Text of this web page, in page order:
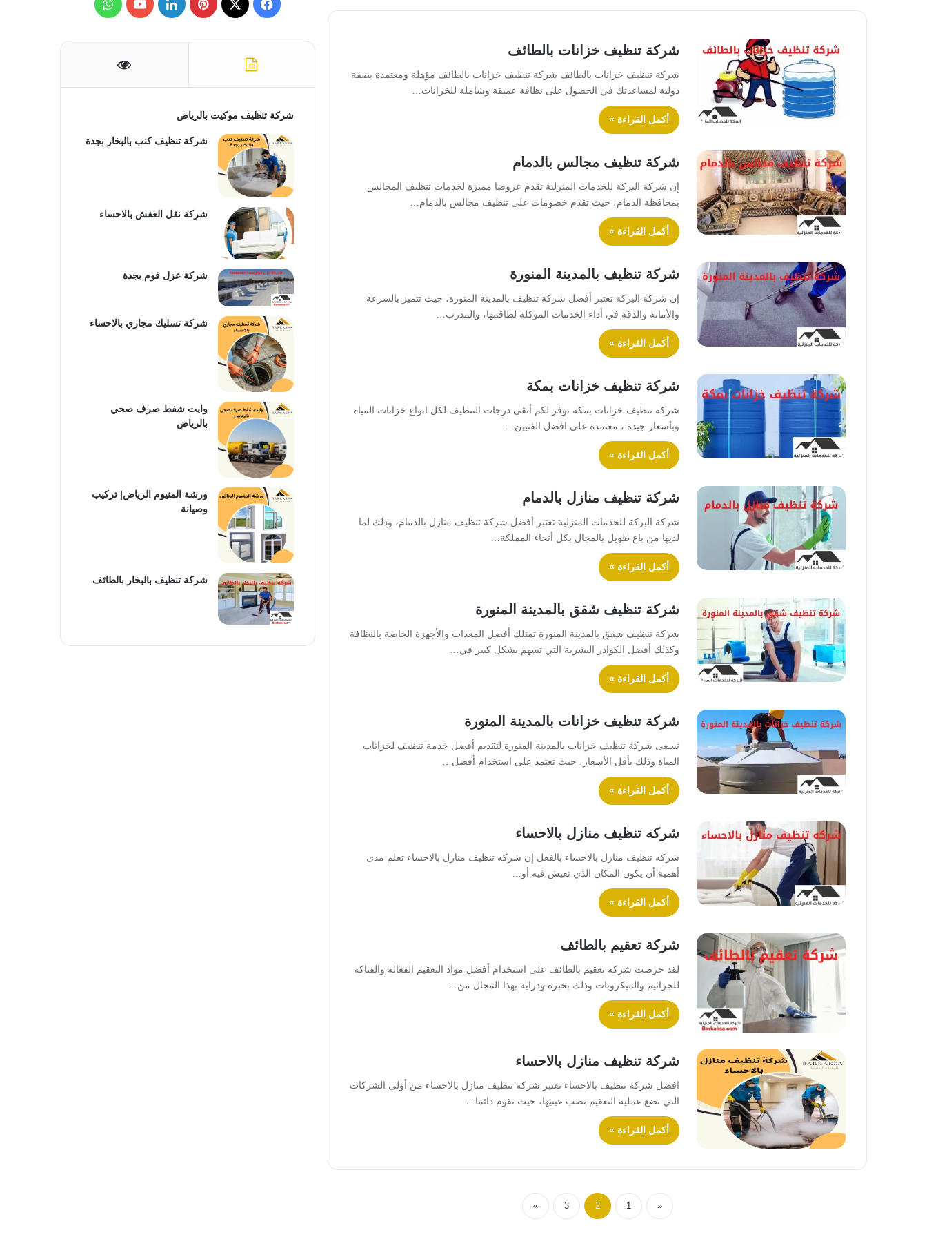
شركة تنظيف خزانات بالطائف
شركة تنظيف خزانات بالطائف شركة تنظيف خزانات بالطائف مؤهلة ومعتمدة بصفة
دولية لمساعدتك في الحصول على نظافة عميقة وشاملة للخزانات…
أكمل القراءة »
شركة تنظيف مجالس بالدمام
إن شركة البركة للخدمات المنزلية تقدم عروضا مميزة لخدمات تنظيف المجالس
بمحافظة الدمام، حيث تقدم خصومات على تنظيف مجالس بالدمام…
أكمل القراءة »
شركة تنظيف بالمدينة المنورة
إن شركة البركة تعتبر أفضل شركة تنظيف بالمدينة المنورة، حيث تتميز بالسرعة
والأمانة والدقة في أداء الخدمات الموكلة لطاقمها، والمدرب…
أكمل القراءة »
شركة تنظيف خزانات بمكة
شركة تنظيف خزانات بمكة توفر لكم أنقى درجات التنظيف لكل انواع خزانات المياه
وبأسعار جيدة ، معتمدة على افضل الفنيين…
أكمل القراءة »
شركة تنظيف منازل بالدمام
شركة البركة للخدمات المنزلية تعتبر أفضل شركة تنظيف منازل بالدمام، وذلك لما
لديها من باع طويل بالمجال بكل أنحاء المملكة…
أكمل القراءة »
شركة تنظيف شقق بالمدينة المنورة
شركة تنظيف شقق بالمدينة المنورة تمتلك أفضل المعدات والأجهزة الخاصة بالنظافة
وكذلك أفضل الكوادر البشرية التي تسهم بشكل كبير في…
أكمل القراءة »
شركة تنظيف خزانات بالمدينة المنورة
تسعى شركة تنظيف خزانات بالمدينة المنورة لتقديم أفضل خدمة تنظيف لخزانات
المياة وذلك بأقل الأسعار، حيث تعتمد على استخدام أفضل…
أكمل القراءة »
شركه تنظيف منازل بالاحساء
شركه تنظيف منازل بالاحساء بالفعل إن شركه تنظيف منازل بالاحساء تعلم مدى
أهمية أن يكون المكان الذي نعيش فيه أو…
أكمل القراءة »
شركة تعقيم بالطائف
لقد حرصت شركة تعقيم بالطائف على استخدام أفضل مواد التعقيم الفعالة والفتاكة
للجراثيم والميكروبات وذلك بخبرة ودراية بهذا المجال من…
أكمل القراءة »
شركة تنظيف منازل بالاحساء
افضل شركة تنظيف بالاحساء تعتبر شركة تنظيف منازل بالاحساء من أولى الشركات
التي تضع عملية التعقيم نصب عينيها، حيث تقوم دائما…
أكمل القراءة »
«
1
2
3
»
ن
ف
س
ب
و
ك
ب
ت
ي
ر
ل
ك
إ
o
u
u
و
س
ب
شركة تنظيف موكيت بالرياض
شركة تنظيف كنب بالبخار بجدة
شركة نقل العفش بالاحساء
شركة عزل فوم بجدة
شركة تسليك مجاري بالاحساء
وايت شفط صرف صحي
بالرياض
ورشة المنيوم الرياض| تركيب
وصيانة
شركة تنظيف بالبخار بالطائف